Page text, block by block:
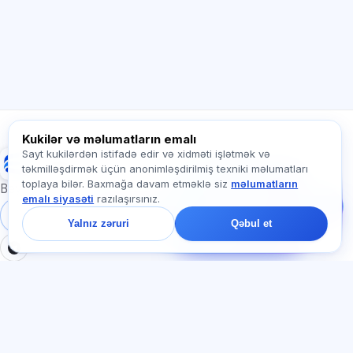
Exalify
Beynəlxalq dil imtahanlarına hazırlıq
Daxil ol
Qeydiyyat
Bizə yazın!
Tariflər, imtahanlar və
barədə soruşun — çatda
bir dəqiqə ərzində
cavab veririk.
Kukilər və məlumatların emalı
Sayt kukilərdən istifadə edir və xidməti işlətmək və
təkmilləşdirmək üçün anonimləşdirilmiş texniki məlumatları
toplaya bilər. Baxmağa davam etməklə siz məlumatların
emalı siyasəti razılaşırsınız.
Yalnız zəruri Qəbul et